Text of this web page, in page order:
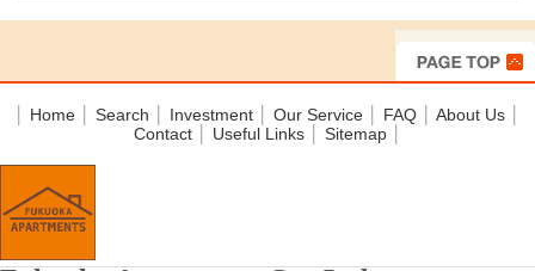
Home Search Investment Our Service FAQ About Us
Contact│ Useful Links│ Sitemap│